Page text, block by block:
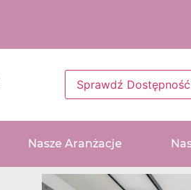
Sprawdź Dostępność
Nasze Aranżacje